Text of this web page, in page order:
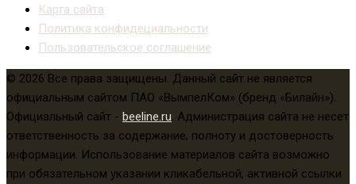
Карта сайта
Политика конфидециальности
Пользовательское соглашение
© 2026 Все права защищены. Данный сайт не является
официальным сайтом ПАО «ВымпелКом» (бренд «Билайн»).
Официальный сайт - beeline.ru . Администрация сайта не несет
ответственность за содержание, полноту и достоверность
информации. Использование материалов сайта возможно
при обязательном указании кликабельной, активной ссылки